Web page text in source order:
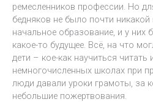
ремесленников профессии. Но
бедняков не было почти
начальное образование, и у
какое-то будущее. Всё, на что
дети – кое-как научиться читать
немногочисленных школах при
люди давали уроки грамоты, за
небольшие пожертвования.